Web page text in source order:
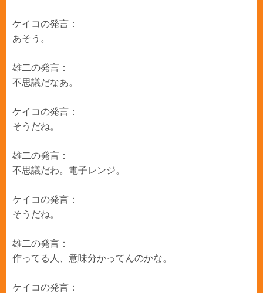
ケイコの発言：
あそう。
雄二の発言：
不思議だなあ。
ケイコの発言：
そうだね。
雄二の発言：
不思議だわ。電子レンジ。
ケイコの発言：
そうだね。
雄二の発言：
作ってる人、意味分かってんのかな。
ケイコの発言：